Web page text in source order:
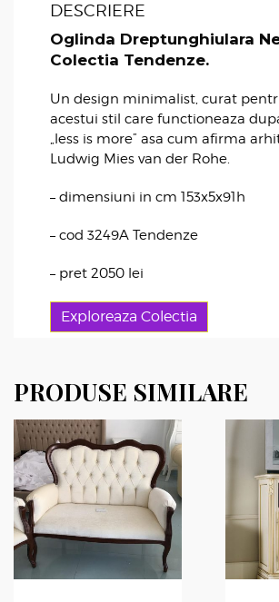
DESCRIERE
Oglinda Dreptunghiulara
Colectia Tendenze.
Un design minimalist, curat
acestui stil care functioneaza
„less is more” asa cum afirma
Ludwig Mies van der Rohe.
– dimensiuni in cm 153x5x91h
– cod 3249A Tendenze
– pret 2050 lei
Exploreaza Colectia
PRODUSE SIMILARE